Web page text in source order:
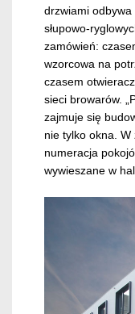
drzwiami
słupowo-
zamówień:
wzorcowa na
czasem
sieci browarów.
zajmuje się
nie tylko okna. W
numeracja
wywieszane w